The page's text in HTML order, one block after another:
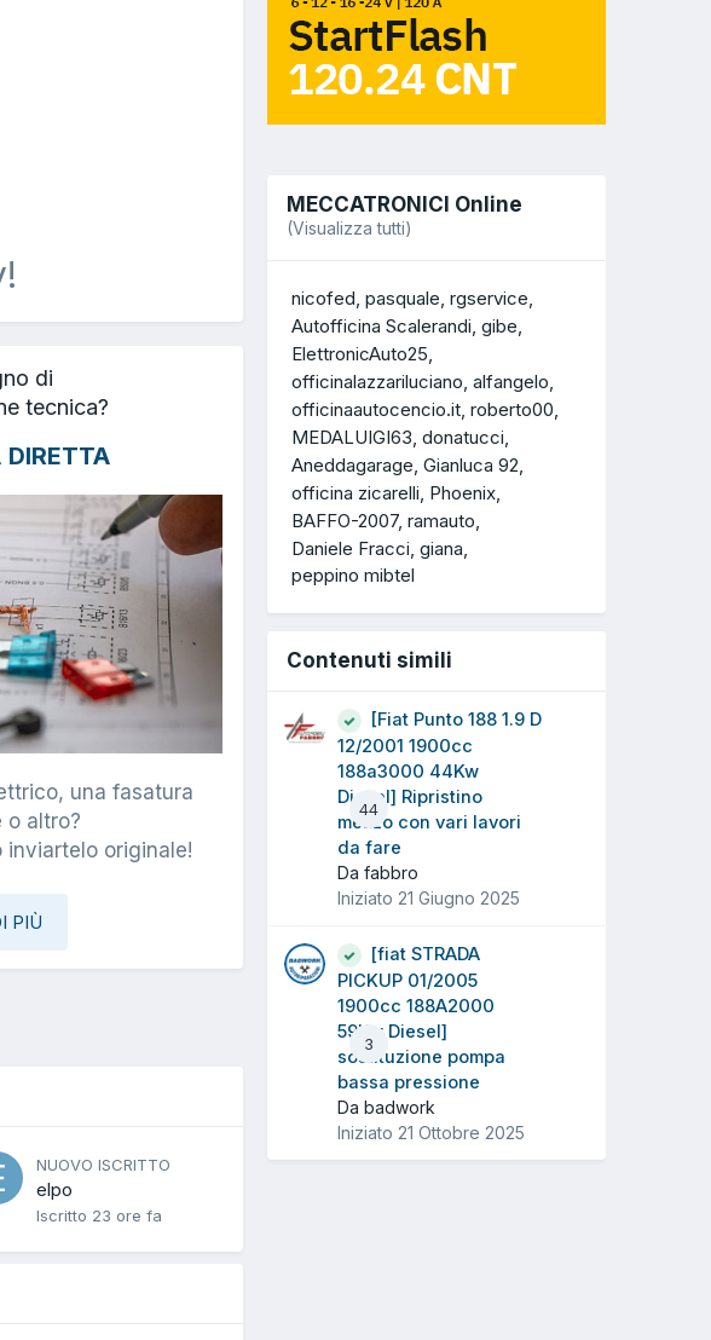
di
tecnica?
una fasatura
o altro?
inviartelo originale!
PIÙ
NUOVO ISCRITTO
elpo
Iscritto 23 ore fa
MECCATRONICI Online
(Visualizza tutti)
nicofed pasquale rgservice
Autofficina Scalerandi gibe
ElettronicAuto25
officinalazzariluciano alfangelo
officinaautocencio.it roberto00
MEDALUIGI63 donatucci
Aneddagarage Gianluca 92
officina zicarelli Phoenix
BAFFO-2007 ramauto
Daniele Fracci giana
peppino mibtel
Contenuti simili
44
[Fiat Punto 188 1.9 D
12/2001 1900cc
188a3000 44Kw
Diesel] Ripristino
mezzo con vari lavori
da fare
Da fabbro
Iniziato 21 Giugno 2025
3
[fiat STRADA
PICKUP 01/2005
1900cc 188A2000
59Kw Diesel]
sostituzione pompa
bassa pressione
Da badwork
Iniziato 21 Ottobre 2025